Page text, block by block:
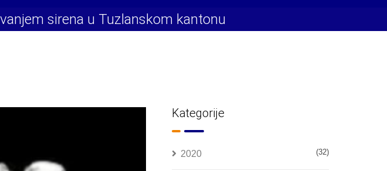
sirena u Tuzlanskom kantonu
Kategorije
2020 (32)